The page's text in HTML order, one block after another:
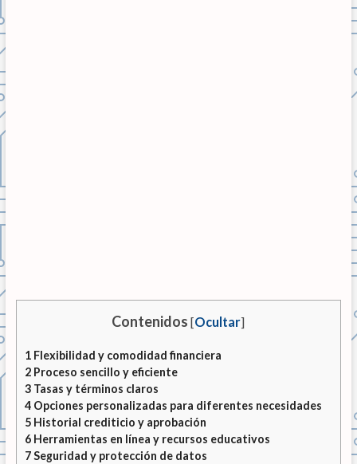
Contenidos [Ocultar]
1Flexibilidad y comodidad financiera
2Proceso sencillo y eficiente
3Tasas y términos claros
4Opciones personalizadas para diferentes necesidades
5Historial crediticio y aprobación
6Herramientas en línea y recursos educativos
7Seguridad y protección de datos